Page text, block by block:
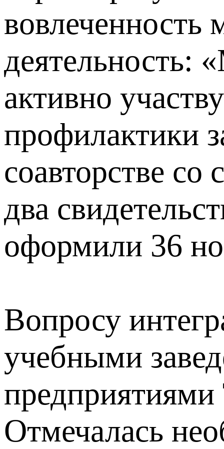
деятельность:
активно
профилактики
соавторстве
два
оформили 36
Вопросу
учебными
предприятиями
Отмечалась